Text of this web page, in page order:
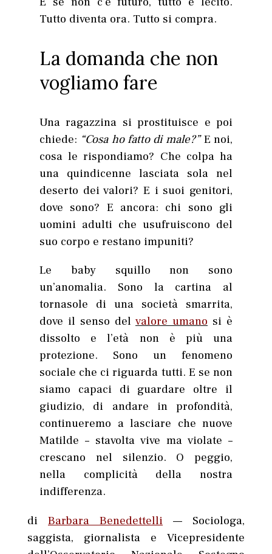
Tutto diventa ora. Tutto si compra.
La domanda che non
vogliamo fare
Una ragazzina si prostituisce e poi
chiede: “Cosa ho fatto di male?”E noi,
cosa le rispondiamo? Che colpa ha
una quindicenne lasciata sola nel
deserto dei valori? E i suoi genitori,
dove sono? E ancora: chi sono gli
uomini adulti che usufruiscono del
suo corpo e restano impuniti?
Le baby squillo non sono
un’anomalia. Sono la cartina al
tornasole di una società smarrita,
dove il senso del valore umano si è
dissolto e l’età non è più una
protezione. Sono un fenomeno
sociale che ci riguarda tutti. E se non
siamo capaci di guardare oltre il
giudizio, di andare in profondità,
continueremo a lasciare che nuove
Matilde – stavolta vive ma violate –
crescano nel silenzio. O peggio,
nella complicità della nostra
indifferenza.
di Barbara Benedettelli — Sociologa,
saggista, giornalista e Vicepresidente